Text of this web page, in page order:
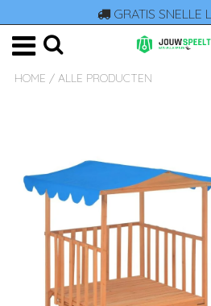
GRATIS SNELLE
HOME / ALLE PRODUCTEN